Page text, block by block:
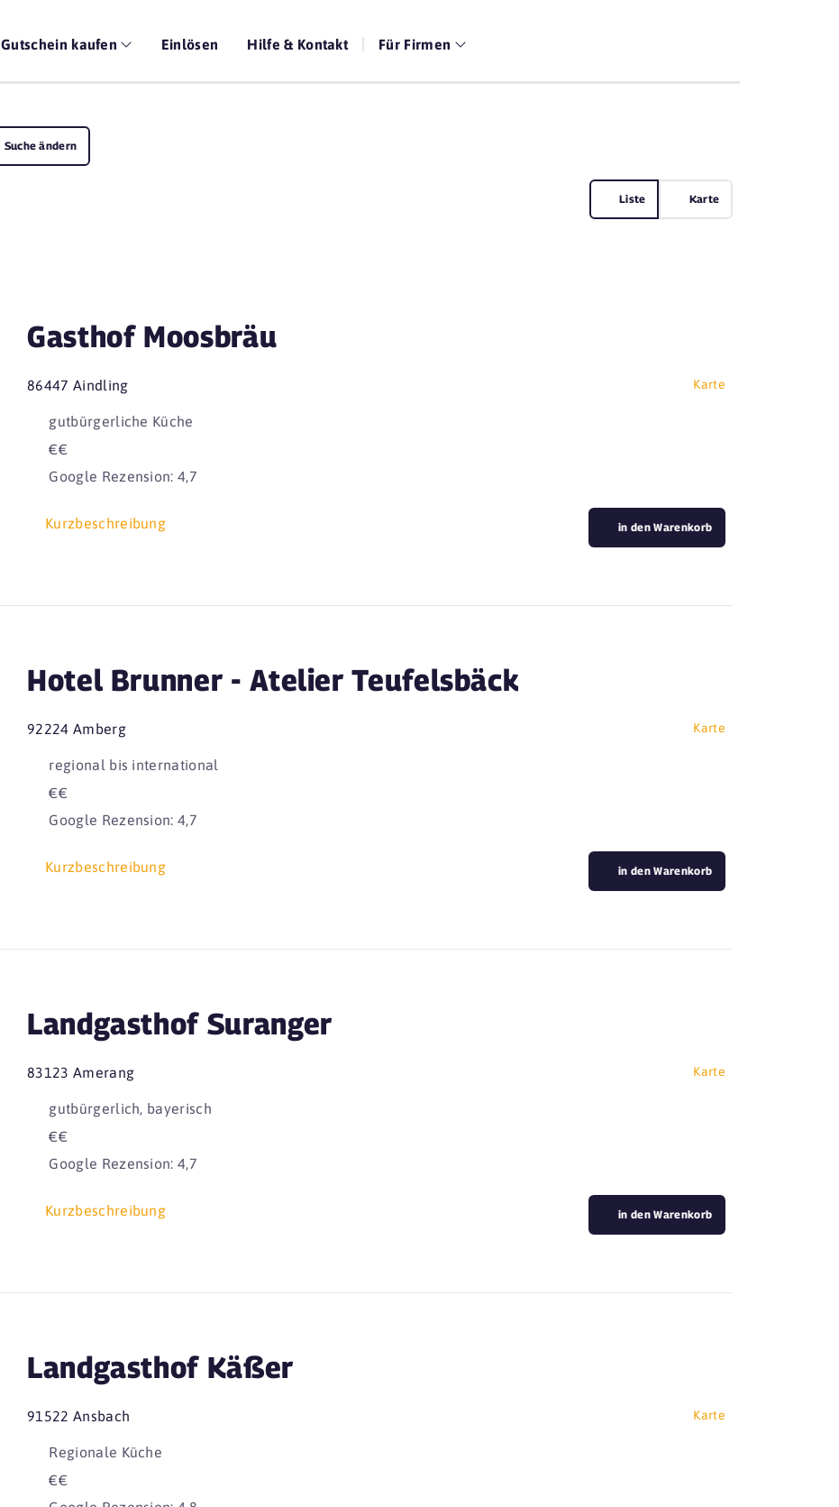
Gutschein kaufen Einlösen Hilfe & Kontakt Für Firmen
Suche ändern
Liste Karte
Gasthof Moosbräu
86447 Aindling Karte
gutbürgerliche Küche
€€
Google Rezension: 4,7
Kurzbeschreibung in den Warenkorb
Hotel Brunner - Atelier Teufelsbäck
92224 Amberg Karte
regional bis international
€€
Google Rezension: 4,7
Kurzbeschreibung in den Warenkorb
Landgasthof Suranger
83123 Amerang Karte
gutbürgerlich, bayerisch
€€
Google Rezension: 4,7
Kurzbeschreibung in den Warenkorb
Landgasthof Käßer
91522 Ansbach Karte
Regionale Küche
€€